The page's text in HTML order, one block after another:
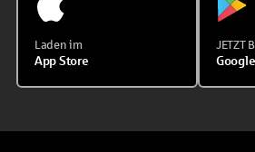
Laden im
App Store
JETZT